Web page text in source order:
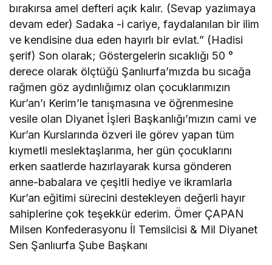
bırakırsa amel defteri açık kalır. (Sevap yaziımaya
devam eder) Sadaka -i cariye, faydalanılan bir ilim
ve kendisine dua eden hayırlı bir evlat.” (Hadisi
şerif) Son olarak; Göstergelerin sıcaklığı 50 °
derece olarak ölçtüğü Şanlıurfa’mızda bu sıcağa
rağmen göz aydınlığımız olan çocuklarımızın
Kur’an’ı Kerim’le tanışmasına ve öğrenmesine
vesile olan Diyanet İşleri Başkanlığı’mızın cami ve
Kur’an Kurslarında özveri ile görev yapan tüm
kıymetli meslektaşlarıma, her gün çocuklarını
erken saatlerde hazırlayarak kursa gönderen
anne-babalara ve çeşitli hediye ve ikramlarla
Kur’an eğitimi sürecini destekleyen değerli hayır
sahiplerine çok teşekkür ederim. Ömer ÇAPAN
Milsen Konfederasyonu İl Temsilcisi & Mil Diyanet
Sen Şanlıurfa Şube Başkanı